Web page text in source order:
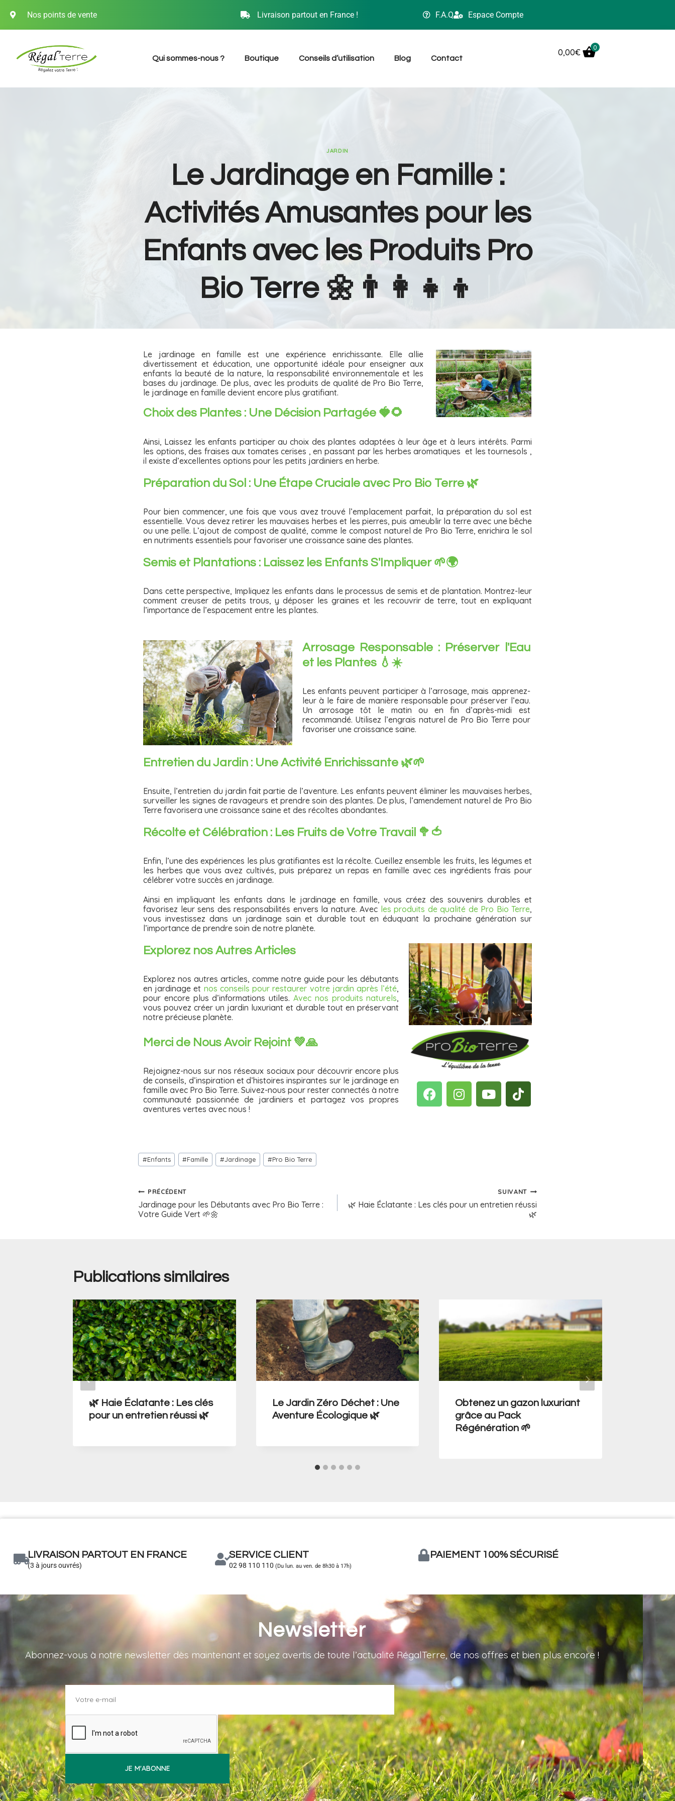
Nos points de vente Livraison partout en France ! F.A.Q Espace Compte
Qui sommes-nous ? Boutique Conseils d’utilisation Blog Contact
0,00€ 0
JARDIN
Le Jardinage en Famille :
Activités Amusantes pour les
Enfants avec les Produits Pro
Bio Terre 🌼👨‍👩‍👧‍👦
Le jardinage en famille est une expérience enrichissante. Elle allie
divertissement et éducation, une opportunité idéale pour enseigner aux
enfants la beauté de la nature, la responsabilité environnementale et les
bases du jardinage. De plus, avec les produits de qualité de Pro Bio Terre,
le jardinage en famille devient encore plus gratifiant.
Choix des Plantes : Une Décision Partagée 🍓🌻
Ainsi, Laissez les enfants participer au choix des plantes adaptées à leur âge et à leurs intérêts. Parmi
les options, des fraises aux tomates cerises , en passant par les herbes aromatiques et les tournesols ,
il existe d’excellentes options pour les petits jardiniers en herbe.
Préparation du Sol : Une Étape Cruciale avec Pro Bio Terre 🌿
Pour bien commencer, une fois que vous avez trouvé l’emplacement parfait, la préparation du sol est
essentielle. Vous devez retirer les mauvaises herbes et les pierres, puis ameublir la terre avec une bêche
ou une pelle. L’ajout de compost de qualité, comme le compost naturel de Pro Bio Terre, enrichira le sol
en nutriments essentiels pour favoriser une croissance saine des plantes.
Semis et Plantations : Laissez les Enfants S'Impliquer 🌱🌍
Dans cette perspective, Impliquez les enfants dans le processus de semis et de plantation. Montrez-leur
comment creuser de petits trous, y déposer les graines et les recouvrir de terre, tout en expliquant
l’importance de l’espacement entre les plantes.
Arrosage Responsable : Préserver l'Eau
et les Plantes 💧☀️
Les enfants peuvent participer à l’arrosage, mais apprenez-
leur à le faire de manière responsable pour préserver l’eau.
Un arrosage tôt le matin ou en fin d’après-midi est
recommandé. Utilisez l’engrais naturel de Pro Bio Terre pour
favoriser une croissance saine.
Entretien du Jardin : Une Activité Enrichissante 🌿🌱
Ensuite, l’entretien du jardin fait partie de l’aventure. Les enfants peuvent éliminer les mauvaises herbes,
surveiller les signes de ravageurs et prendre soin des plantes. De plus, l’amendement naturel de Pro Bio
Terre favorisera une croissance saine et des récoltes abondantes.
Récolte et Célébration : Les Fruits de Votre Travail 🥦🍅
Enfin, l’une des expériences les plus gratifiantes est la récolte. Cueillez ensemble les fruits, les légumes et
les herbes que vous avez cultivés, puis préparez un repas en famille avec ces ingrédients frais pour
célébrer votre succès en jardinage.
Ainsi en impliquant les enfants dans le jardinage en famille, vous créez des souvenirs durables et
favorisez leur sens des responsabilités envers la nature. Avec les produits de qualité de Pro Bio Terre,
vous investissez dans un jardinage sain et durable tout en éduquant la prochaine génération sur
l’importance de prendre soin de notre planète.
Explorez nos Autres Articles
Explorez nos autres articles, comme notre guide pour les débutants
en jardinage et nos conseils pour restaurer votre jardin après l’été,
pour encore plus d’informations utiles. Avec nos produits naturels,
vous pouvez créer un jardin luxuriant et durable tout en préservant
notre précieuse planète.
Merci de Nous Avoir Rejoint 💚🙏
Rejoignez-nous sur nos réseaux sociaux pour découvrir encore plus
de conseils, d’inspiration et d’histoires inspirantes sur le jardinage en
famille avec Pro Bio Terre. Suivez-nous pour rester connectés à notre
communauté passionnée de jardiniers et partagez vos propres
aventures vertes avec nous !
#Enfants #Famille #Jardinage #Pro Bio Terre
PRÉCÉDENT
Jardinage pour les Débutants avec Pro Bio Terre :
Votre Guide Vert 🌱🌼
SUIVANT
🌿 Haie Éclatante : Les clés pour un entretien réussi
🌿
Publications similaires
🌿 Haie Éclatante : Les clés
pour un entretien réussi 🌿
Le Jardin Zéro Déchet : Une
Aventure Écologique 🌿
Obtenez un gazon luxuriant
grâce au Pack
Régénération 🌱
LIVRAISON PARTOUT EN FRANCE
(3 à jours ouvrés)
SERVICE CLIENT
02 98 110 110 (Du lun. au ven. de 8h30 à 17h)
PAIEMENT 100% SÉCURISÉ
Newsletter
Abonnez-vous à notre newsletter dès maintenant et soyez avertis de toute l’actualité RégalTerre, de nos offres et bien plus encore !
JE M'ABONNE